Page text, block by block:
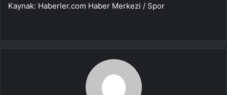
Kaynak: Haberler.com Haber Merkezi / Spor